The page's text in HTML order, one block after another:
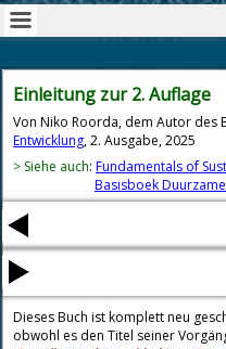
Einleitung zur 2. Auflage
Von Niko Roorda, dem Autor des
Entwicklung, 2. Ausgabe, 2025
> Siehe auch: Fundamentals of
Basisboek
Dieses Buch ist komplett neu
obwohl es den Titel seiner